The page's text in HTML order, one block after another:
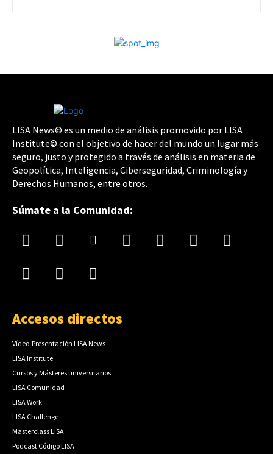
LISA News© es un medio de análisis promovido por LISA
Institute© con el objetivo de hacer del mundo un lugar más
seguro, justo y protegido a través de análisis en materia de
Geopolítica, Inteligencia, Ciberseguridad, Criminología y
Derechos Humanos, entre otros.
Súmate a la Comunidad:
Accesos directos
Vídeo-Presentación LISA News
LISA Institute
Cursos y Másteres universitarios
LISA Comunidad
LISA Work
LISA Challenge
Masterclass LISA
Podcast Código LISA